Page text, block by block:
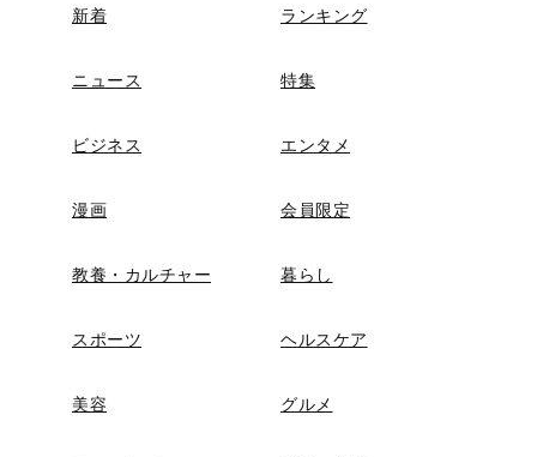
新着 ランキング
ニュース 特集
ビジネス エンタメ
漫画 会員限定
教養・カルチャー 暮らし
スポーツ ヘルスケア
美容 グルメ